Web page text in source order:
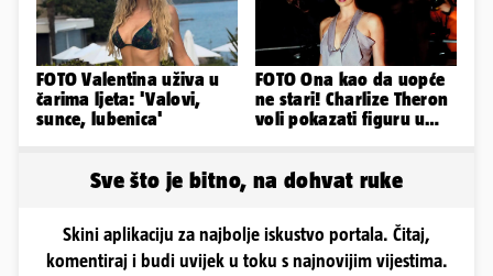
FOTO Valentina uživa u
čarima ljeta: 'Valovi,
sunce, lubenica'
FOTO Ona kao da uopće
ne stari! Charlize Theron
voli pokazati figuru u
Sve što je bitno, na dohvat ruke
Skini aplikaciju za najbolje iskustvo portala. Čitaj,
komentiraj i budi uvijek u toku s najnovijim vijestima.